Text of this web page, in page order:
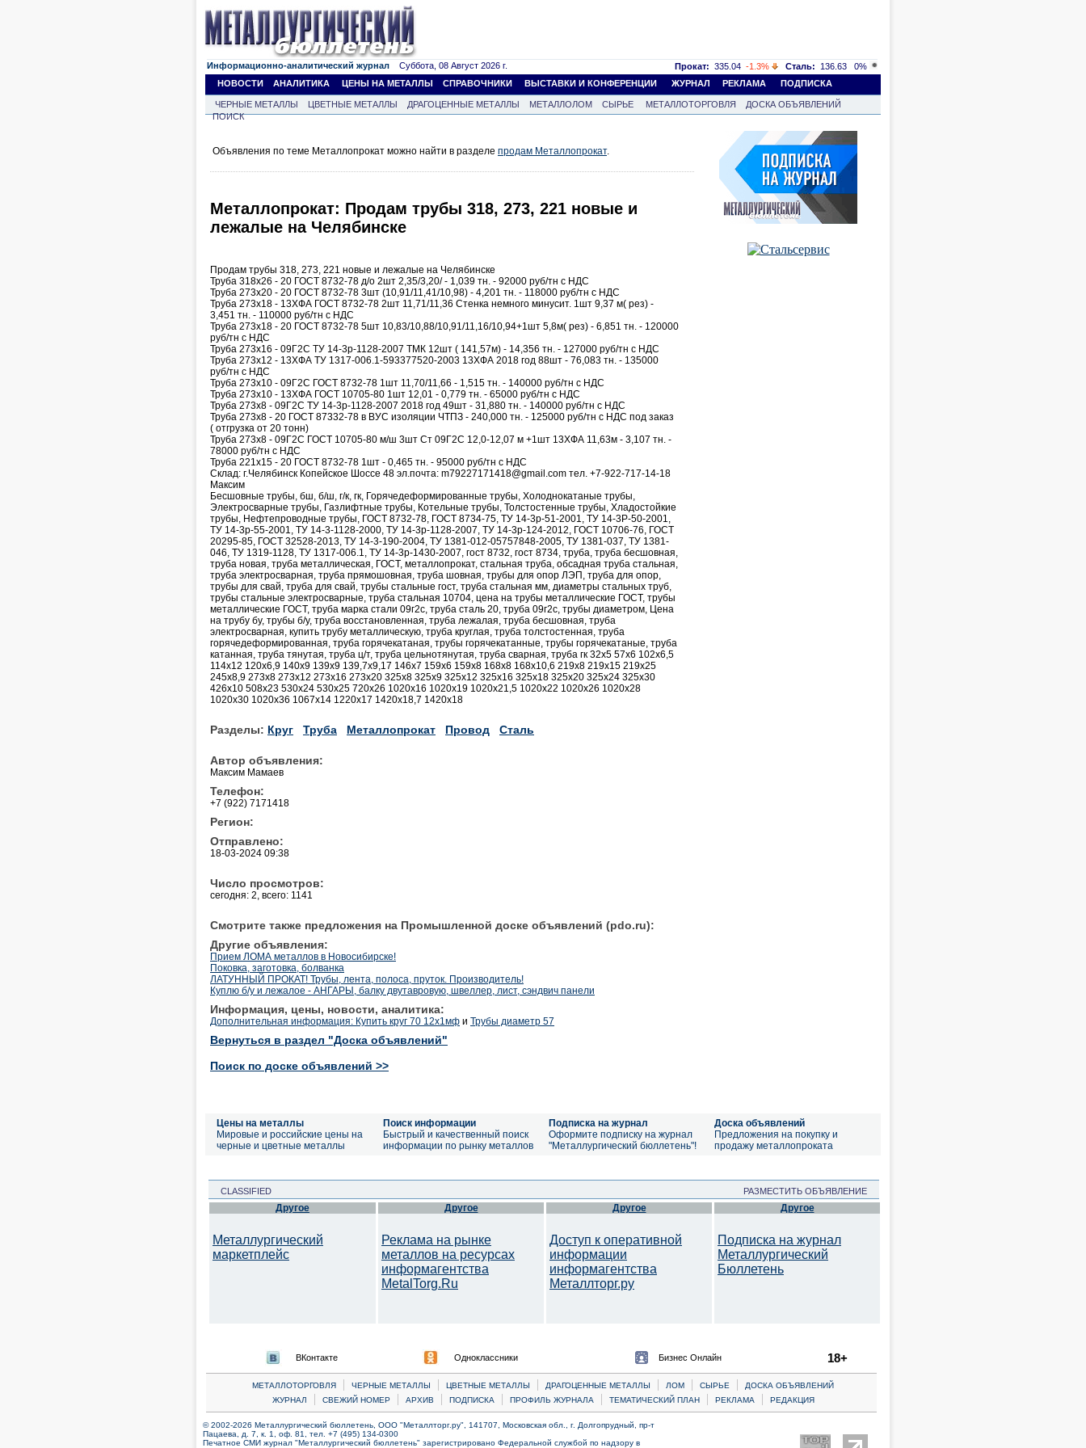
Информационно-аналитический журнал Суббота, 08 Август 2026 г. Прокат: 335.04 -1.3% Сталь: 136.63
0%
НОВОСТИ
АНАЛИТИКА ЦЕНЫ НА МЕТАЛЛЫ СПРАВОЧНИКИ ВЫСТАВКИ И КОНФЕРЕНЦИИ ЖУРНАЛ РЕКЛАМА ПОДПИСКА
ЧЕРНЫЕ МЕТАЛЛЫ ЦВЕТНЫЕ МЕТАЛЛЫ ДРАГОЦЕННЫЕ МЕТАЛЛЫ МЕТАЛЛОЛОМ СЫРЬЕ МЕТАЛЛОТОРГОВЛЯ
ДОСКА ОБЪЯВЛЕНИЙ
ПОИСК
Объявления по теме Металлопрокат можно найти в разделе продам Металлопрокат.
Металлопрокат: Продам трубы 318, 273, 221 новые и
лежалые на Челябинске
Продам трубы 318, 273, 221 новые и лежалые на Челябинске
Труба 318х26 - 20 ГОСТ 8732-78 д/о 2шт 2,35/3,20/ - 1,039 тн. - 92000 руб/тн с НДС
Труба 273х20 - 20 ГОСТ 8732-78 3шт (10,91/11,41/10,98) - 4,201 тн. - 118000 руб/тн с НДС
Труба 273х18 - 13ХФА ГОСТ 8732-78 2шт 11,71/11,36 Стенка немного минусит. 1шт 9,37 м( рез) -
3,451 тн. - 110000 руб/тн с НДС
Труба 273х18 - 20 ГОСТ 8732-78 5шт 10,83/10,88/10,91/11,16/10,94+1шт 5,8м( рез) - 6,851 тн. - 120000
руб/тн с НДС
Труба 273х16 - 09Г2С ТУ 14-3р-1128-2007 ТМК 12шт ( 141,57м) - 14,356 тн. - 127000 руб/тн с НДС
Труба 273х12 - 13ХФА ТУ 1317-006.1-593377520-2003 13ХФА 2018 год 88шт - 76,083 тн. - 135000
руб/тн с НДС
Труба 273х10 - 09Г2С ГОСТ 8732-78 1шт 11,70/11,66 - 1,515 тн. - 140000 руб/тн с НДС
Труба 273х10 - 13ХФА ГОСТ 10705-80 1шт 12,01 - 0,779 тн. - 65000 руб/тн с НДС
Труба 273х8 - 09Г2С ТУ 14-3р-1128-2007 2018 год 49шт - 31,880 тн. - 140000 руб/тн с НДС
Труба 273х8 - 20 ГОСТ 87332-78 в ВУС изоляции ЧТПЗ - 240,000 тн. - 125000 руб/тн с НДС под заказ
( отгрузка от 20 тонн)
Труба 273х8 - 09Г2С ГОСТ 10705-80 м/ш 3шт Ст 09Г2С 12,0-12,07 м +1шт 13ХФА 11,63м - 3,107 тн. -
78000 руб/тн с НДС
Труба 221х15 - 20 ГОСТ 8732-78 1шт - 0,465 тн. - 95000 руб/тн с НДС
Склад: г.Челябинск Копейское Шоссе 48 эл.почта: m79227171418@gmail.com тел. +7-922-717-14-18
Максим
Бесшовные трубы, бш, б/ш, г/к, гк, Горячедеформированные трубы, Холоднокатаные трубы,
Электросварные трубы, Газлифтные трубы, Котельные трубы, Толстостенные трубы, Хладостойкие
трубы, Нефтепроводные трубы, ГОСТ 8732-78, ГОСТ 8734-75, ТУ 14-3р-51-2001, ТУ 14-3Р-50-2001,
ТУ 14-3р-55-2001, ТУ 14-3-1128-2000, ТУ 14-3р-1128-2007, ТУ 14-3р-124-2012, ГОСТ 10706-76, ГОСТ
20295-85, ГОСТ 32528-2013, ТУ 14-3-190-2004, ТУ 1381-012-05757848-2005, ТУ 1381-037, ТУ 1381-
046, ТУ 1319-1128, ТУ 1317-006.1, ТУ 14-3р-1430-2007, гост 8732, гост 8734, труба, труба бесшовная,
труба новая, труба металлическая, ГОСТ, металлопрокат, стальная труба, обсадная труба стальная,
труба электросварная, труба прямошовная, труба шовная, трубы для опор ЛЭП, труба для опор,
трубы для свай, труба для свай, трубы стальные гост, труба стальная мм, диаметры стальных труб,
трубы стальные электросварные, труба стальная 10704, цена на трубы металлические ГОСТ, трубы
металлические ГОСТ, труба марка стали 09г2с, труба сталь 20, труба 09г2с, трубы диаметром, Цена
на трубу бу, трубы б/у, труба восстановленная, труба лежалая, труба бесшовная, труба
электросварная, купить трубу металлическую, труба круглая, труба толстостенная, труба
горячедеформированная, труба горячекатаная, трубы горячекатанные, трубы горячекатаные, труба
катанная, труба тянутая, труба ц/т, труба цельнотянутая, труба сварная, труба гк 32х5 57х6 102х6,5
114х12 120х6,9 140х9 139х9 139,7х9,17 146х7 159х6 159х8 168х8 168х10,6 219х8 219х15 219х25
245х8,9 273х8 273х12 273х16 273х20 325х8 325х9 325х12 325х16 325х18 325х20 325х24 325х30
426х10 508х23 530х24 530х25 720х26 1020х16 1020х19 1020х21,5 1020х22 1020х26 1020х28
1020х30 1020х36 1067х14 1220х17 1420х18,7 1420х18
Разделы: Круг Труба Металлопрокат Провод Сталь
Автор объявления:
Максим Мамаев
Телефон:
+7 (922) 7171418
Регион:
Отправлено:
18-03-2024 09:38
Число просмотров:
сегодня: 2, всего: 1141
Смотрите также предложения на Промышленной доске объявлений (pdo.ru):
Другие объявления:
Прием ЛОМА металлов в Новосибирске!
Поковка, заготовка, болванка
ЛАТУННЫЙ ПРОКАТ! Трубы, лента, полоса, пруток. Производитель!
Куплю б/у и лежалое - АНГАРЫ, балку двутавровую, швеллер, лист, сэндвич панели
Информация, цены, новости, аналитика:
Дополнительная информация: Купить круг 70 12х1мф и Трубы диаметр 57
Вернуться в раздел "Доска объявлений"
Поиск по доске объявлений >>
Цены на металлы
Мировые и российские цены на
черные и цветные металлы
Поиск информации
Быстрый и качественный поиск
информации по рынку металлов
Подписка на журнал
Оформите подписку на журнал
"Металлургический бюллетень"!
Доска объявлений
Предложения на покупку и
продажу металлопроката
CLASSIFIED РАЗМЕСТИТЬ ОБЪЯВЛЕНИЕ
Другое
Металлургический
маркетплейс
Другое
Реклама на рынке
металлов на ресурсах
информагентства
MetalTorg.Ru
Другое
Доступ к оперативной
информации
информагентства
Металлторг.ру
Другое
Подписка на журнал
Металлургический
Бюллетень
ВКонтакте Одноклассники Бизнес Онлайн 18+
МЕТАЛЛОТОРГОВЛЯ | ЧЕРНЫЕ МЕТАЛЛЫ | ЦВЕТНЫЕ МЕТАЛЛЫ | ДРАГОЦЕННЫЕ МЕТАЛЛЫ | ЛОМ | CЫРЬЕ |
ДОСКА ОБЪЯВЛЕНИЙ
ЖУРНАЛ
| СВЕЖИЙ НОМЕР | АРХИВ | ПОДПИСКА | ПРОФИЛЬ ЖУРНАЛА | ТЕМАТИЧЕСКИЙ ПЛАН | РЕКЛАМА | РЕДАКЦИЯ
© 2002-2026 Металлургический бюллетень, ООО "Металлторг.ру", 141707, Московская обл., г. Долгопрудный, пр-т
Пацаева, д. 7, к. 1, оф. 81, тел. +7 (495) 134-0300
Печатное СМИ журнал "Металлургический бюллетень" зарегистрировано Федеральной службой по надзору в